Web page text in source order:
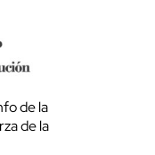
de la
de la